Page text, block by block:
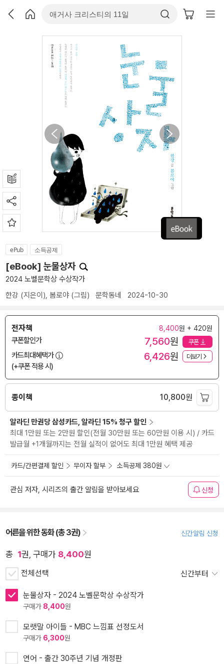
ePub 소득공제
[eBook] 눈물상자
2024 노벨문학상 수상작가
한강 (지은이), 봄로야 (그림) 문학동네 2024-10-30
전자책 8,400원 + 420원
쿠폰할인가 7,560원 쿠폰
카드최대혜택가
(+쿠폰 적용 시)
6,426원 더보기
종이책 10,800원
알라딘 만권당 삼성카드, 알라딘 15% 청구 할인
최대 1만원 또는 2만원 할인(전월 30만원 또는 60만원 이용 시) / 카드
발급월 +1개월까지는 전월 실적이 없어도 최대 1만원 혜택 제공
카드/간편결제 할인 무이자 할부 소득공제 380원
관심 저자, 시리즈의 출간 알림을 받아보세요 신청
어른을 위한 동화 (총 3권) 신간알림 신청
총 1권, 구매가 8,400원
전체선택 신간부터
눈물상자 - 2024 노벨문학상 수상작가
구매가 8,400원
모랫말 아이들 - MBC 느낌표 선정도서
구매가 6,300원
연어 - 출간 30주년 기념 개정판